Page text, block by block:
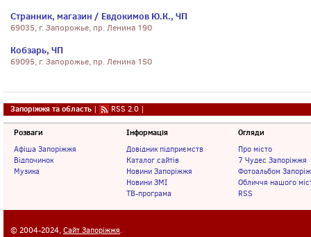
Странник, магазин / Евдокимов Ю.К., ЧП
69035, г. Запорожье, пр. Ленина 190
Кобзарь, ЧП
69095, г. Запорожье, пр. Ленина 150
Запоріжжя та область | RSS 2.0 |
Розваги
Афіша Запоріжжя
Відпочинок
Музика
Інформація
Довідник підприємств
Каталог сайтів
Новини Запоріжжя
Новини ЗМІ
ТВ-програма
Огляди
Про місто
7 Чудес Запоріжжя
Фотоальбом
Обличчя нашого
RSS
© 2004-2024, Сайт Запоріжжя.